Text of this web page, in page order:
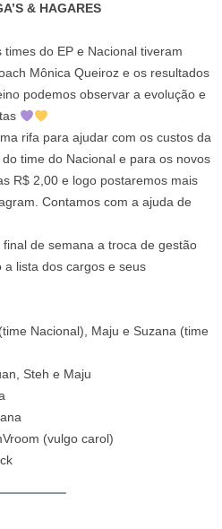
& HAGARES
do EP e Nacional tiveram
Mônica Queiroz e os resultados
podemos observar a evolução e
rifa para ajudar com os custos da
time do Nacional e para os novos
R$ 2,00 e logo postaremos mais
Contamos com a ajuda de
de semana a troca de gestão
lista dos cargos e seus
Nacional), Maju e Suzana (time
Steh e Maju
(vulgo carol)